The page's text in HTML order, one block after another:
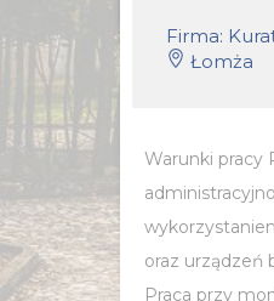
Łomża
Warunki pracy
oraz urządzeń
Praca przy